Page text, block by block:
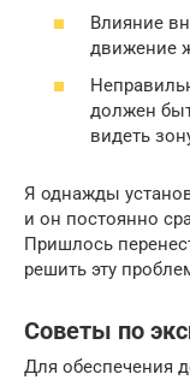
Влияние
движение
должен
видеть
Я однажды
и он постоянно
Пришлось
решить эту
Советы по
Для обеспечения